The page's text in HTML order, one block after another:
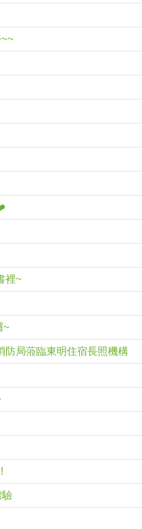
裡~
~
防局蒞臨東明住宿長照機構
驗